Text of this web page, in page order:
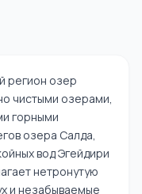
регион озер
чистыми озерами,
горными
озера Салда,
вод Эгейдири
нетронутую
и незабываемые